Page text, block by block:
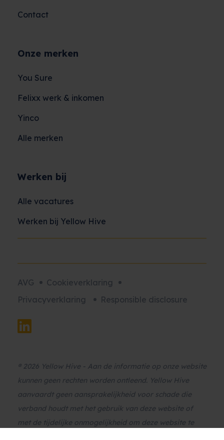
Contact
Onze merken
You Sure
Felixx werk & inkomen
Yinco
Alle merken
Werken bij
Alle vacatures
Werken bij Yellow Hive
AVG
Cookieverklaring
Privacyverklaring
Responsible disclosure
® 2026 Yellow Hive - Aan de informatie op onze website
kunnen geen rechten worden ontleend. Yellow Hive
aanvaardt geen aansprakelijkheid voor schade die
verband houdt met het gebruik van deze website of
met de tijdelijke onmogelijkheid om deze website te